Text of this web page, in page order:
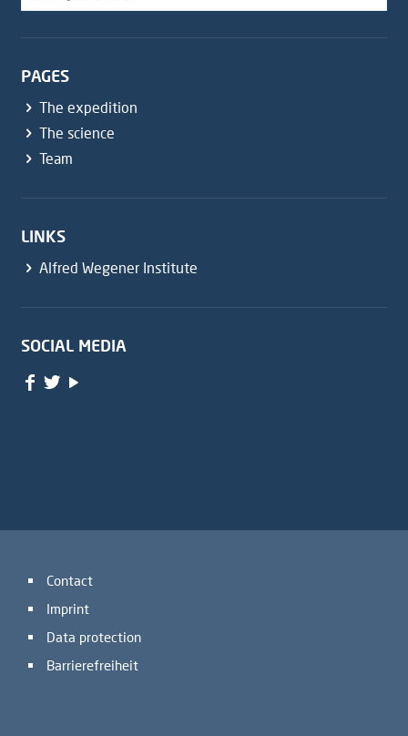
PAGES
The expedition
The science
Team
LINKS
Alfred Wegener Institute
SOCIAL MEDIA
Contact
Imprint
Data protection
Barrierefreiheit